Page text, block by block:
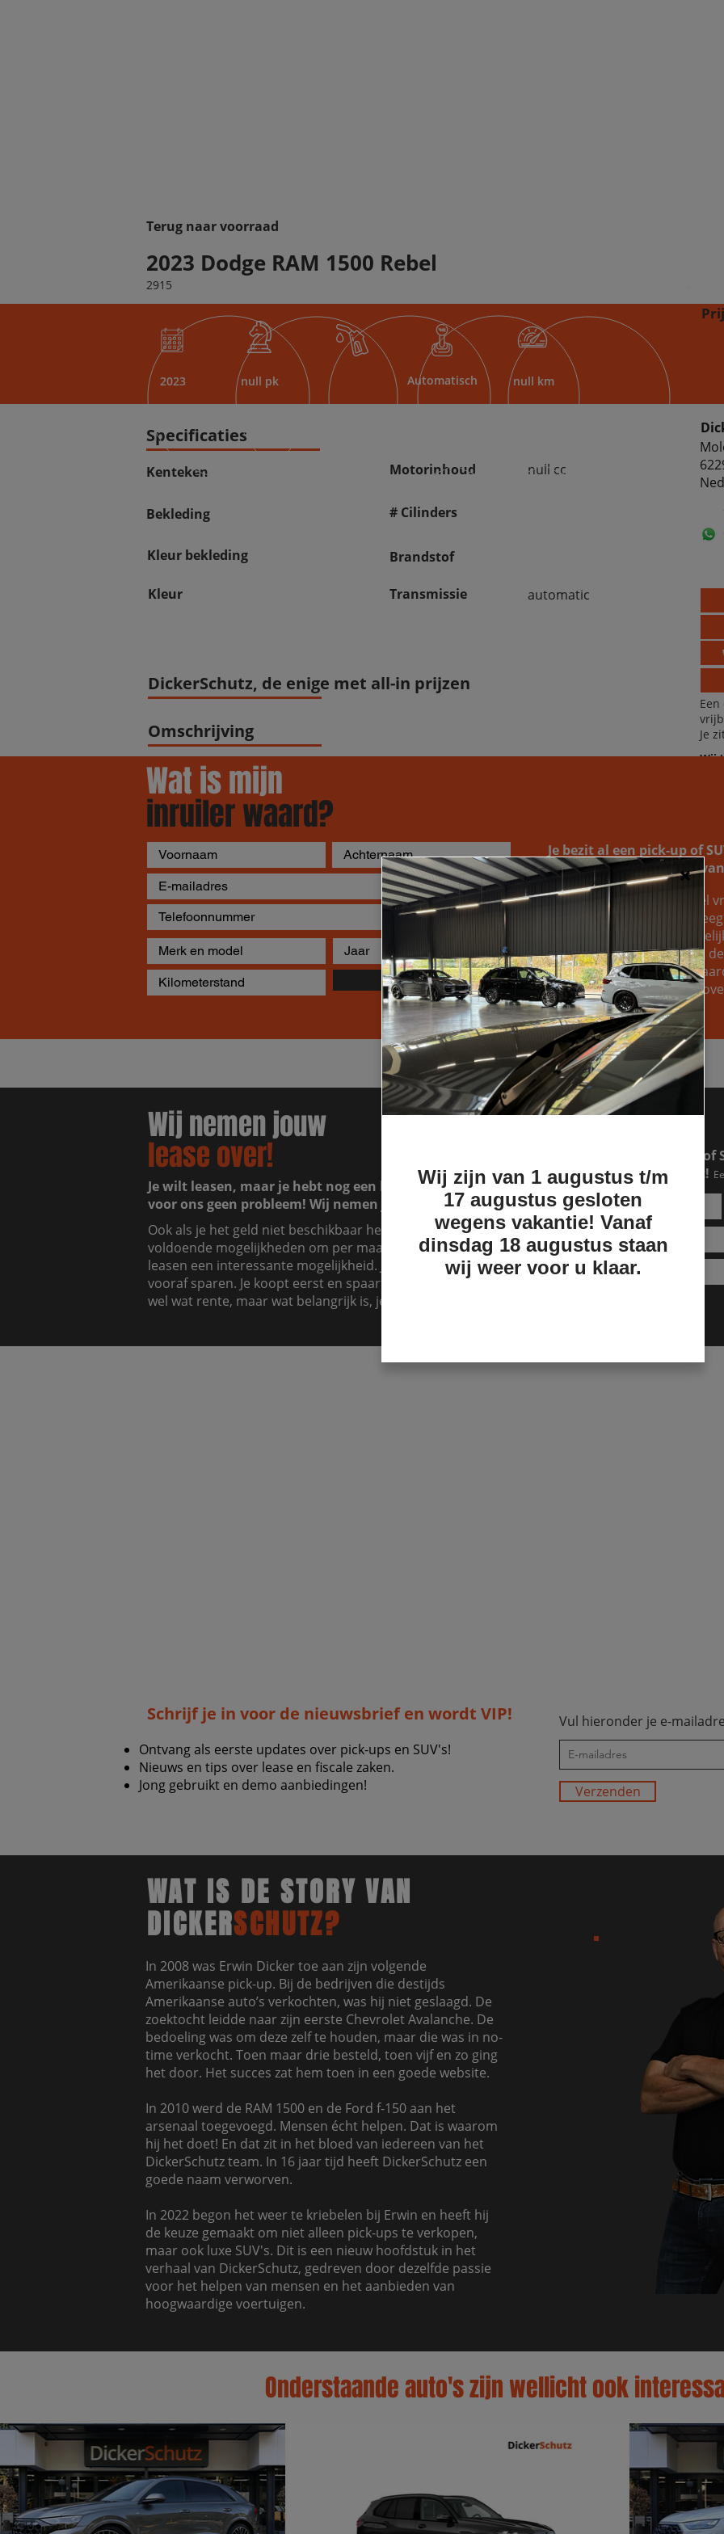
Terug naar voorraad
2023 Dodge RAM 1500 Rebel
Specificaties
Kenteken
Bekleding
Kleur bekleding
Kleur
Motorinhoud
# Cilinders
Brandstof
Transmissie
null cc
automatic
DickerSchutz, de enige met all-in prijzen
2023 null pk Automatisch null km
Je
Wij
2915
Omschrijving
Wat is mijn
inruiler waard?
Verzenden
Je bezit al een pick-up of
naar de inruilwaarde
Je kunt bij ons altijd geheel
opvragen. Wellicht
gewoon weten welke
van je huidige wagen. Wat
om te ontdekken welke
voertuig, zodat je een
Specificaties
Wij nemen jouw
lease over!
Je wilt leasen, maar je hebt nog een lease lopen. Dat is
voor ons geen probleem! Wij nemen jouw lease over.
Ook als je het geld niet beschikbaar hebt, maar je hebt
voldoende mogelijkheden om per maand te betalen, dan is
leasen een interessante mogelijkheid. Je kunt het zien als
vooraf sparen. Je koopt eerst en spaart er dan voor. Dat kost
wel wat rente, maar wat belangrijk is, je kunt nu al genieten!
Een RAM of Ford pick-up
makkelijker dan je denkt!
Schrijf je in voor de nieuwsbrief en wordt VIP!
Ontvang als eerste updates over pick-ups en SUV's!
Nieuws en tips over lease en fiscale zaken.
Jong gebruikt en demo aanbiedingen!
Vul hieronder je e-
Verzenden
In 2008 was Erwin Dicker toe aan zijn volgende
Amerikaanse pick-up. Bij de bedrijven die destijds
Amerikaanse auto’s verkochten, was hij niet geslaagd. De
zoektocht leidde naar zijn eerste Chevrolet Avalanche. De
bedoeling was om deze zelf te houden, maar die was in no-
time verkocht. Toen maar drie besteld, toen vijf en zo ging
het door. Het succes zat hem toen in een goede website.
In 2010 werd de RAM 1500 en de Ford f-150 aan het
arsenaal toegevoegd. Mensen écht helpen. Dat is waarom
hij het doet! En dat zit in het bloed van iedereen van het
DickerSchutz team. In 16 jaar tijd heeft DickerSchutz een
goede naam verworven.
In 2022 begon het weer te kriebelen bij Erwin en heeft hij
de keuze gemaakt om niet alleen pick-ups te verkopen,
maar ook luxe SUV's. Dit is een nieuw hoofdstuk in het
verhaal van DickerSchutz, gedreven door dezelfde passie
voor het helpen van mensen en het aanbieden van
hoogwaardige voertuigen.
WAT IS DE STORY VAN
DICKERSCHUTZ?
Onderstaande auto's zijn wellicht ook
Wij zijn van 1 augustus t/m
17 augustus gesloten
wegens vakantie! Vanaf
dinsdag 18 augustus staan
wij weer voor u klaar.